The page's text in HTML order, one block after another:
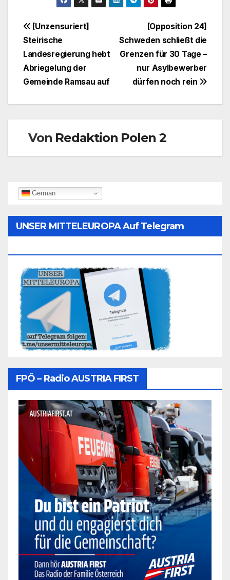
Beitragsnavigation[Opposition 24]
Schweden schließt die
Grenzen für 30 Tage –
nur Asylbewerber
dürfen noch rein
[Unzensuriert]
Steirische
Landesregierung hebt
Abriegelung der
Gemeinde Ramsau auf
Von Redaktion Polen 2
German
UNSER MITTELEUROPA Auf Telegram
FPÖ – Radio AUSTRIA FIRST